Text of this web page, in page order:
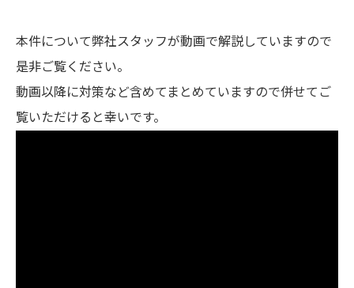
本件について弊社スタッフが動画で解説していますので
是非ご覧ください。
動画以降に対策など含めてまとめていますので併せてご
覧いただけると幸いです。